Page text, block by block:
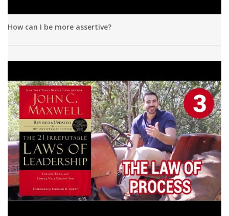
How can I be more assertive?